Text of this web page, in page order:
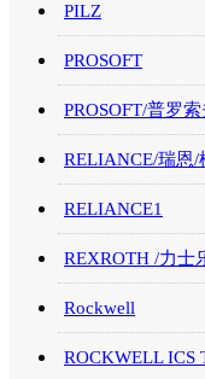
PILZ
PROSOFT
PROSOFT/普罗
RELIANCE/瑞恩/
RELIANCE1
REXROTH /力士
Rockwell
ROCKWELL ICS